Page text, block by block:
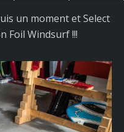
un moment et Select
Foil Windsurf !!!